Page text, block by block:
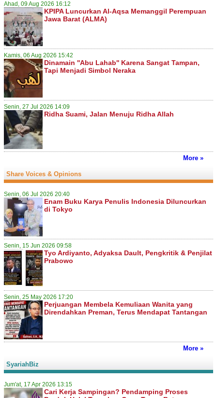
Ahad, 09 Aug 2026 16:12
KPIPA Luncurkan Al-Aqsa Memanggil Perempuan
Jawa Barat (ALMA)
Kamis, 06 Aug 2026 15:42
Dinamain ''Abu Lahab'' Karena Sangat Tampan,
Tapi Menjadi Simbol Neraka
Senin, 27 Jul 2026 14:09
Ridha Suami, Jalan Menuju Ridha Allah
More »
Share Voices & Opinions
Senin, 06 Jul 2026 20:40
Enam Buku Karya Penulis Indonesia Diluncurkan
di Tokyo
Senin, 15 Jun 2026 09:58
Tyo Ardiyanto, Adyaksa Dault, Pengkritik & Penjilat
Prabowo
Senin, 25 May 2026 17:20
Perjuangan Membela Kemuliaan Wanita yang
Direndahkan Preman, Terus Mendapat Tantangan
More »
SyariahBiz
Jum'at, 17 Apr 2026 13:15
Cari Kerja Sampingan? Pendamping Proses